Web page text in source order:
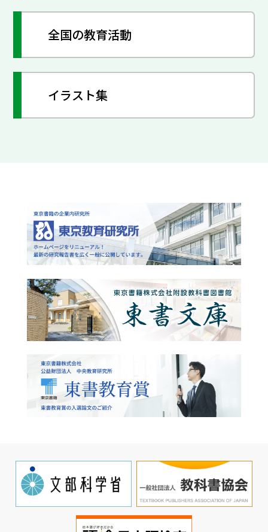
全国の教育活動
イラスト集